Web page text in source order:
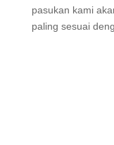
pasukan kami
paling sesuai